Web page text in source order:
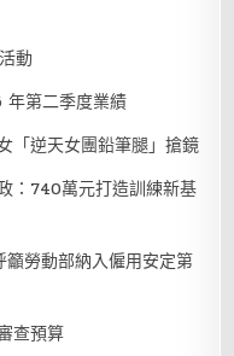
動
第二季度業績
「逆天女團鉛筆腿」搶鏡
：740萬元打造訓練新基
勞動部納入僱用安定第
查預算